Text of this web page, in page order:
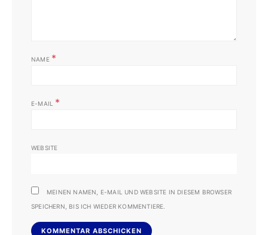
NAME *
E-MAIL *
WEBSITE
MEINEN NAMEN, E-MAIL UND WEBSITE IN DIESEM BROWSER
SPEICHERN, BIS ICH WIEDER KOMMENTIERE.